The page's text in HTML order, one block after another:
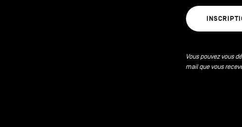
Vous pouvez vous
mail que vous